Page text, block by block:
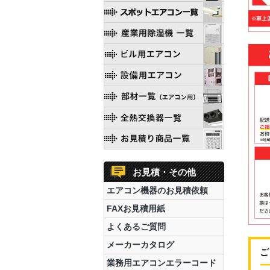
お見積・その他
エアコン機器のお見積依頼
FAXお見積用紙
よくあるご質問
メーカーカタログ
業務用エアコンエラーコード